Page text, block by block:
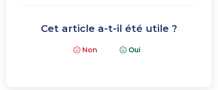
Cet article a-t-il été utile ?
Non Oui